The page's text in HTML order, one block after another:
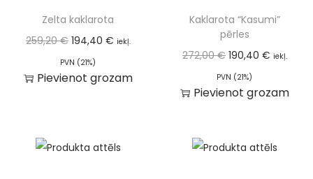
Zelta kaklarota
259,20€ 194,40 € iekļ.
PVN (21%)
Pievienot grozam
Kaklarota “Kasumi”
pērles
272,00€ 190,40 € iekļ.
PVN (21%)
Pievienot grozam